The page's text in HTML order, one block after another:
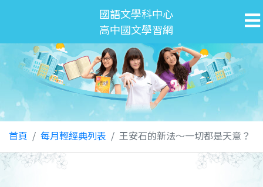
國語文學科中心
高中國文學習網
首頁 每月輕經典列表 王安石的新法～一切都是天意？